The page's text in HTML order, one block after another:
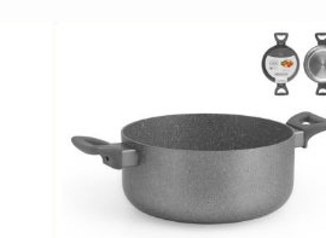
per la spedizione: